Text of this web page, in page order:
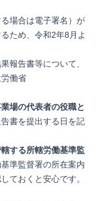
場合は電子署名）が
ため、令和2年8月よ
報告書等について、
労働省
場の代表者の役職と
書を提出する日を記
する所轄労働基準監
準監督署の所在案内
ておくと安心です。